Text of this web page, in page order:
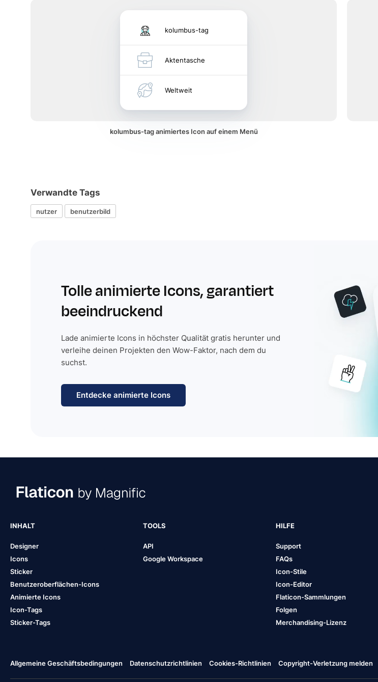
kolumbus-tag
Aktentasche
Weltweit
kolumbus-tag animiertes Icon auf einem Menü
Verwandte Tags
nutzer benutzerbild
Tolle animierte Icons, garantiert
beeindruckend
Lade animierte Icons in höchster Qualität gratis herunter und
verleihe deinen Projekten den Wow-Faktor, nach dem du
suchst.
Entdecke animierte Icons
INHALT
Designer
Icons
Sticker
Benutzeroberflächen-Icons
Animierte Icons
Icon-Tags
Sticker-Tags
TOOLS
API
Google Workspace
HILFE
Support
FAQs
Icon-Stile
Icon-Editor
Flaticon-Sammlungen
Folgen
Merchandising-Lizenz
Allgemeine Geschäftsbedingungen Datenschutzrichtlinien Cookies-Richtlinien Copyright-Verletzung melden